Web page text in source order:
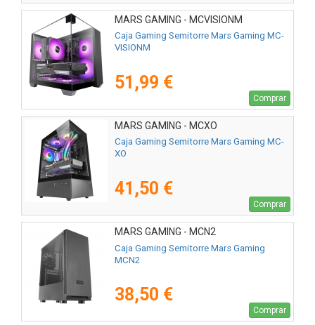
MARS GAMING - MCVISIONM
Caja Gaming Semitorre Mars Gaming MC-
VISIONM
51,99 €
Comprar
MARS GAMING - MCXO
Caja Gaming Semitorre Mars Gaming MC-
XO
41,50 €
Comprar
MARS GAMING - MCN2
Caja Gaming Semitorre Mars Gaming
MCN2
38,50 €
Comprar